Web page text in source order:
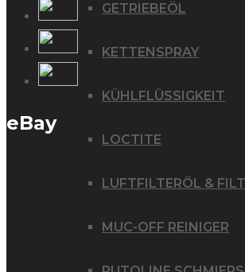
GETRIEBEÖL
KETTENSPRAY
KÜHLFLÜSSIGKEIT
LOCTITE
LUFTFILTERÖL &
MUC-OFF REINIGER
eBay